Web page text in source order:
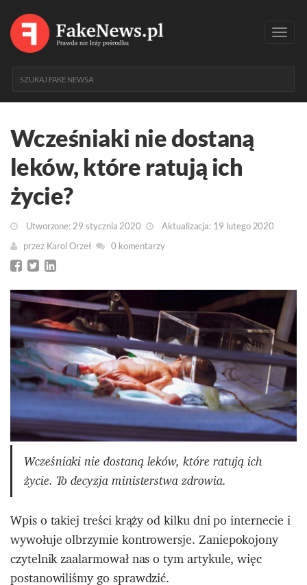
Wcześniaki nie dostaną
leków, które ratują ich
życie?
Utworzone: 29 stycznia 2020
Aktualizacja: 19 lutego 2020
przez Karol Orzeł 0 komentarzy
Wcześniaki nie dostaną leków, które ratują ich
życie. To decyzja ministerstwa zdrowia.
Wpis o takiej treści krąży od kilku dni po internecie i
wywołuje olbrzymie kontrowersje. Zaniepokojony
czytelnik zaalarmował nas o tym artykule, więc
postanowiliśmy go sprawdzić.